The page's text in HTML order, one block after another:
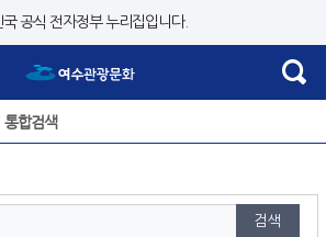
공식 전자정부 누리집입니다.
통합검색